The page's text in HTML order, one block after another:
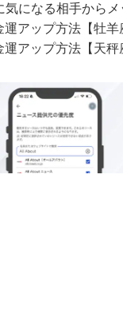
気になる相手から
アップ方法【牡羊
アップ方法【天秤